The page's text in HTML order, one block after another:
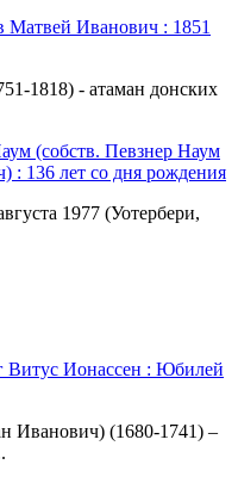
Матвей Иванович : 1851
1818) - атаман донских
(собств. Певзнер Наум
: 136 лет со дня рождения
1977 (Уотербери,
Витус Ионассен : Юбилей
Иванович) (1680-1741) –